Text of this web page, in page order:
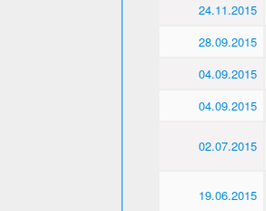
24.11.2015
28.09.2015
04.09.2015
04.09.2015
02.07.2015
19.06.2015